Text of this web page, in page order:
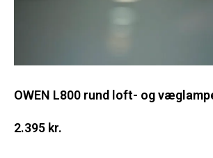
OWEN L800 rund loft- og
2.395 kr.